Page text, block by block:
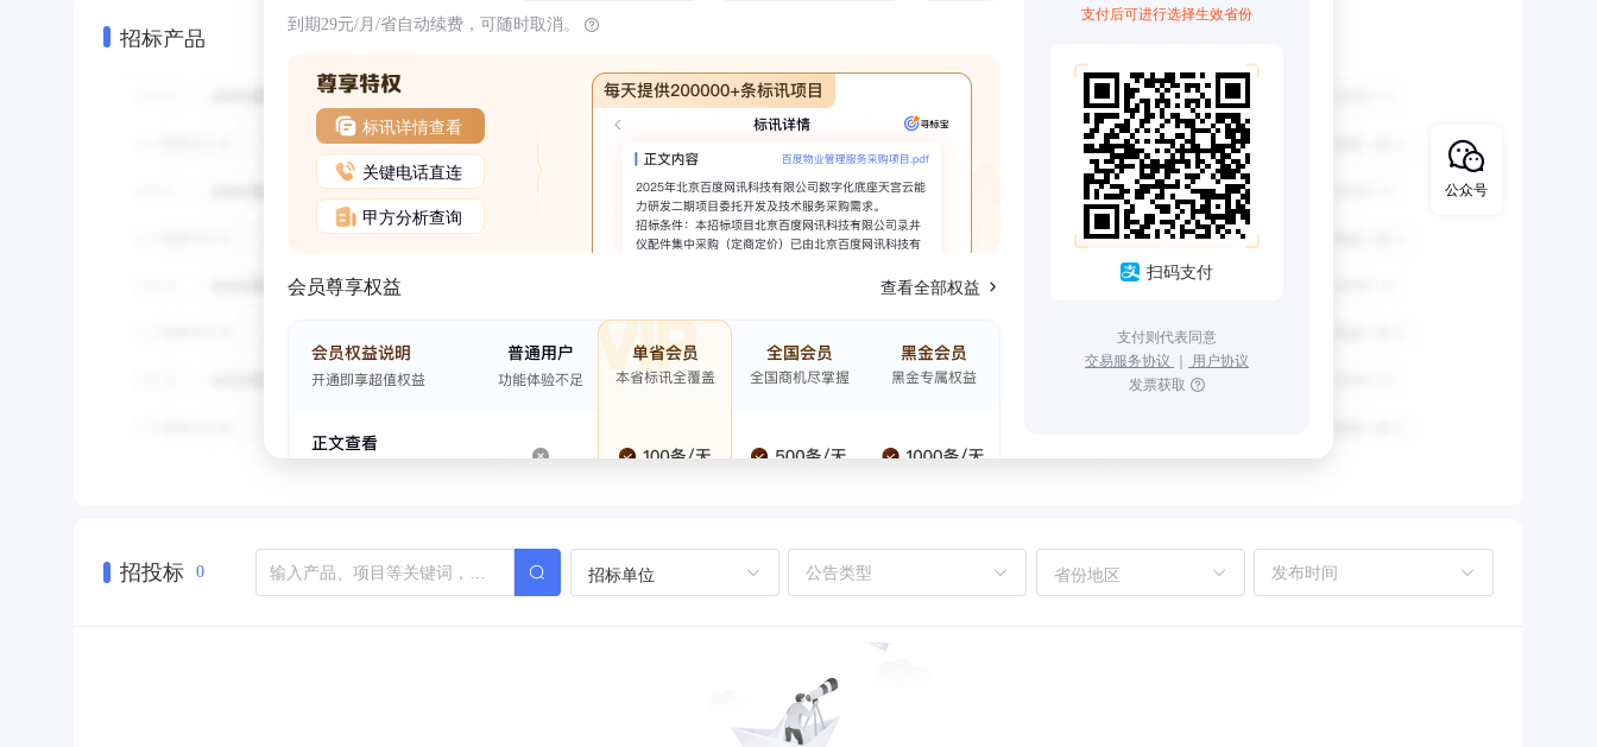
招标产品 到期29元/月/省自动续费，可随时取消。
标讯详情查看
关键电话直连
甲方分析查询
会员尊享权益 查看全部权益
支付后可进行选择生效省份
扫码支付
支付则代表同意
交易服务协议 ｜ 用户协议
发票获取
招投标 0 招标单位 省份地区
公众号